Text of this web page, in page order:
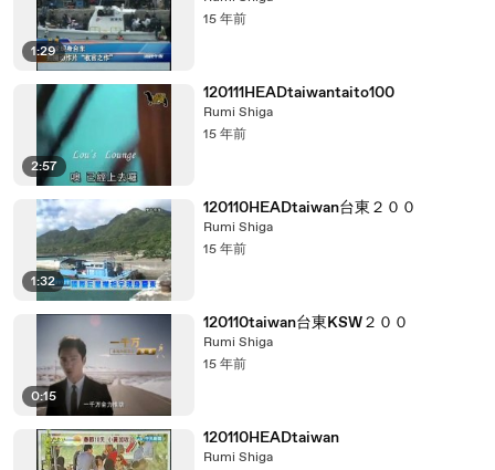
1:29
15 年前
2:57
120111HEADtaiwantaito100
Rumi Shiga
15 年前
1:32
120110HEADtaiwan台東２００
Rumi Shiga
15 年前
0:15
120110taiwan台東KSW２００
Rumi Shiga
15 年前
120110HEADtaiwan
Rumi Shiga